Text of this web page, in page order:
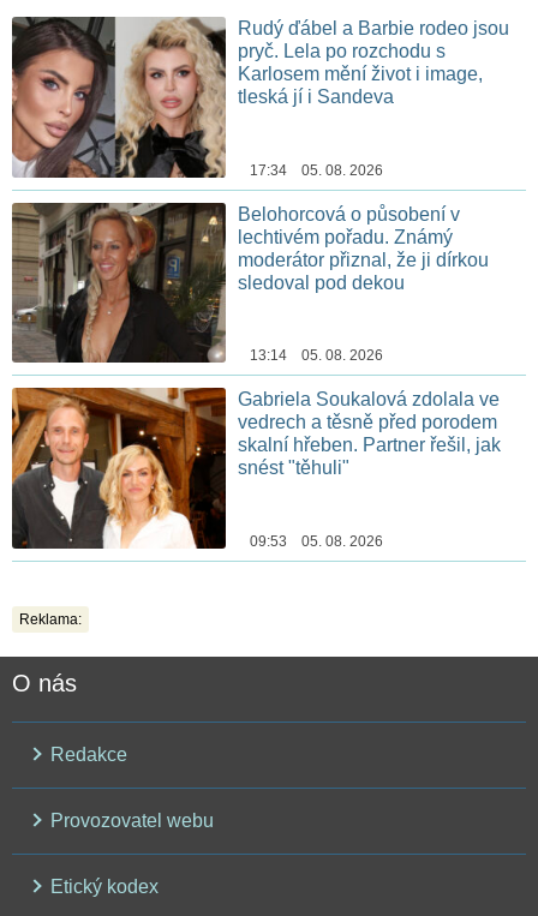
Rudý ďábel a Barbie rodeo jsou
pryč. Lela po rozchodu s
Karlosem mění život i image,
tleská jí i Sandeva
17:34 05. 08. 2026
Belohorcová o působení v
lechtivém pořadu. Známý
moderátor přiznal, že ji dírkou
sledoval pod dekou
13:14 05. 08. 2026
Gabriela Soukalová zdolala ve
vedrech a těsně před porodem
skalní hřeben. Partner řešil, jak
snést "těhuli"
09:53 05. 08. 2026
Reklama:
O nás
Redakce
Provozovatel webu
Etický kodex